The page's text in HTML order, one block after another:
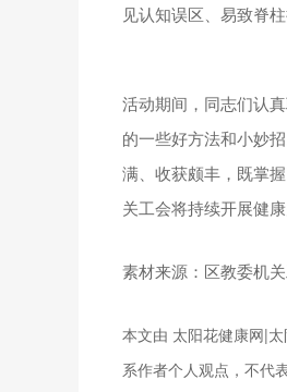
见认知误区、易致脊
活动期间，同志们认
的一些好方法和小妙
满、收获颇丰，既掌
关工会将持续开展健
素材来源：区教委机
本文由 太阳花健康网|
系作者个人观点，不代